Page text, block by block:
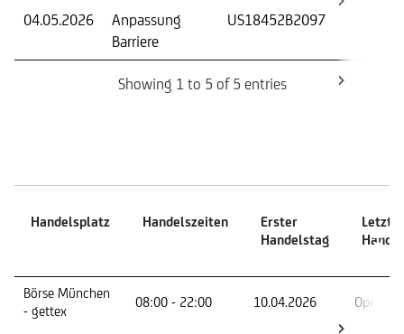
04.05.2026
Anpassung
Barriere
US18452B2097
Showing 1 to 5 of 5 entries
Handelsplatz Handelszeiten
Erster
Handelstag
Letzter
Handelsplatz
Handelstag
Börse München
- gettex
08:00 - 22:00 10.04.2026 Open